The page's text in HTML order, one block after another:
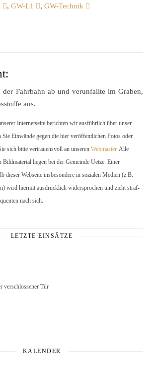
, GW-L1 , GW-Technik
Fahrbahn ab und verunfallte im Graben,
aus.
Internetseite berichten wir ausführlich über unser
Sie Einwände gegen die hier veröffentlichen Fotos oder
sich bitte vertrauensvoll an unseren Webmaster. Alle
Bildmaterial liegen bei der Gemeinde Uetze. Einer
dieser Webseite insbesondere in sozialen Medien (z.B.
wird hiermit ausdrücklich widersprochen und zieht straf-
nach sich.
LETZTE EINSÄTZE
verschlossener Tür
KALENDER